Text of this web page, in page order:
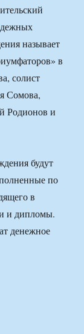
называет
в
солист
Сомова,
Родионов и
будут
по
в
и дипломы.
денежное